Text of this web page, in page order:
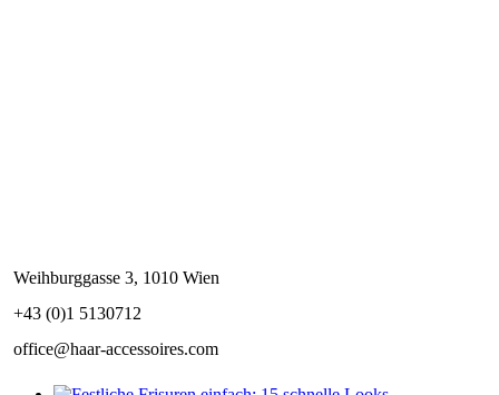
Weihburggasse 3, 1010 Wien
+43 (0)1 5130712
office@haar-accessoires.com